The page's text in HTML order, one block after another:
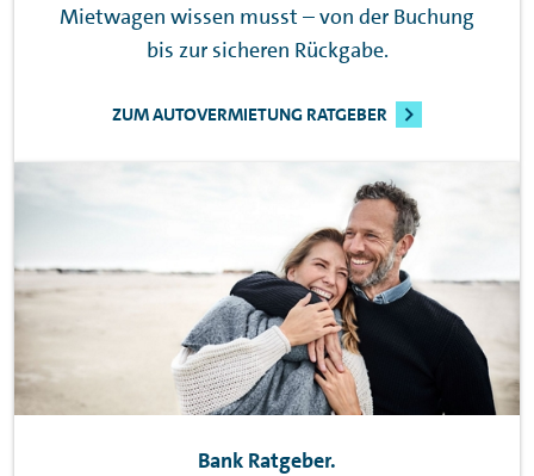
Mietwagen wissen musst – von der Buchung
bis zur sicheren Rückgabe.
ZUM AUTOVERMIETUNG RATGEBER
Bank Ratgeber.